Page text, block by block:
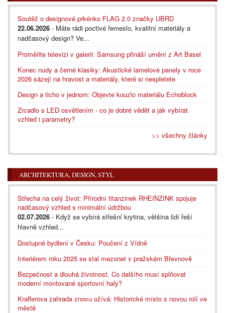
Soutěž o designové prkénko FLAG 2.0 značky UBRD
22.06.2026 - Máte rádi poctivé řemeslo, kvalitní materiály a
nadčasový design? Ve...
Proměňte televizi v galerii: Samsung přináší umění z Art Basel
Konec nudy a černé klasiky: Akustické lamelové panely v roce
2026 sázejí na hravost a materiály, které si nespletete
Design a ticho v jednom: Objevte kouzlo materiálu Echoblock
Zrcadlo s LED osvětlením - co je dobré vědět a jak vybírat
vzhled i parametry?
>> všechny články
ARCHITEKTURA, DESIGN, STYL
Střecha na celý život: Přírodní titanzinek RHEINZINK spojuje
nadčasový vzhled s minimální údržbou
02.07.2026 - Když se vybírá střešní krytina, většina lidí řeší
hlavně vzhled...
Dostupné bydlení v Česku: Poučení z Vídně
Interiérem roku 2025 se stal mezonet v pražském Břevnově
Bezpečnost a dlouhá životnost. Co dalšího musí splňovat
moderní montované sportovní haly?
Krafferova zahrada znovu ožívá: Historické místo s novou rolí ve
městě